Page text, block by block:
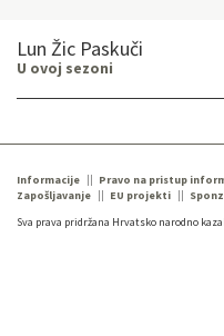
Lun Žic Paskuči
U ovoj sezoni
Informacije Pravo na pristup
Zapošljavanje
EU projekti
Sva prava pridržana Hrvatsko narodno